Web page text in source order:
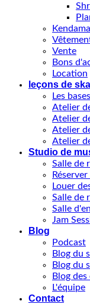
Kendama
Vente
Bons
Location
leçons de
Les
Atelier
Atelier
Atelier
Atelier
Studio de
Salle de
Louer
Salle de
Salle
Jam
Blog
Podcast
Blog du
Blog du
Blog des
L'équipe
Contact